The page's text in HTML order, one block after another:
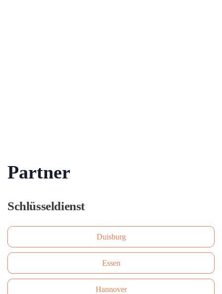
Partner
Schlüsseldienst
Duisburg
Essen
Hannover